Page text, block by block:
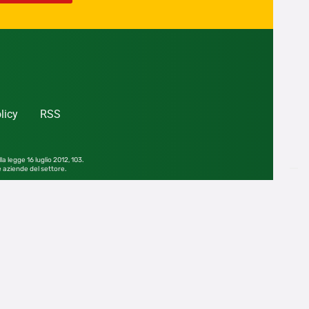
RSS
legge 16 luglio 2012,103.
aziende del settore.